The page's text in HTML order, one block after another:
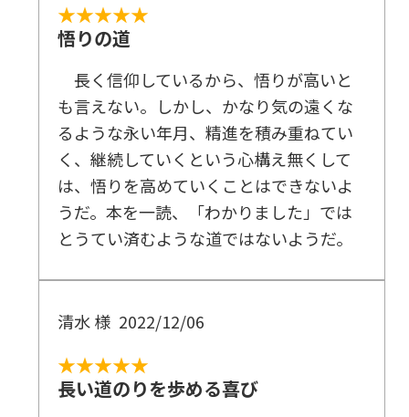
★★★★★
悟りの道
長く信仰しているから、悟りが高いと
も言えない。しかし、かなり気の遠くな
るような永い年月、精進を積み重ねてい
く、継続していくという心構え無くして
は、悟りを高めていくことはできないよ
うだ。本を一読、「わかりました」では
とうてい済むような道ではないようだ。
清水 様 2022/12/06
★★★★★
長い道のりを歩める喜び